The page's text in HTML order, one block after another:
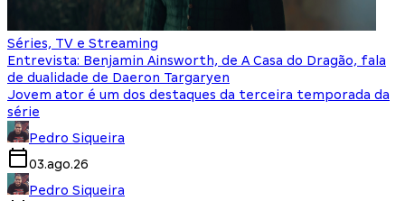
Séries, TV e Streaming
Entrevista: Benjamin Ainsworth, de A Casa do Dragão, fala
de dualidade de Daeron Targaryen
Jovem ator é um dos destaques da terceira temporada da
série
Pedro Siqueira
03.ago.26
Pedro Siqueira